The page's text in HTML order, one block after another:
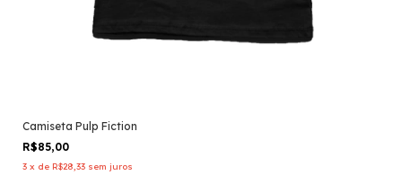
Camiseta Pulp Fiction
R$85,00
3 x de R$28,33 sem juros